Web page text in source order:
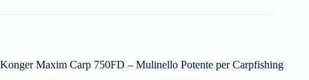
Konger Maxim Carp 750FD – Mulinello Potente per Carpfishing